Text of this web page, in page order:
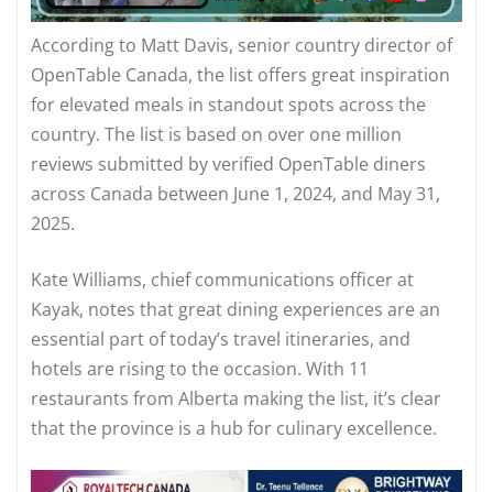
According to Matt Davis, senior country director of
OpenTable Canada, the list offers great inspiration
for elevated meals in standout spots across the
country. The list is based on over one million
reviews submitted by verified OpenTable diners
across Canada between June 1, 2024, and May 31,
2025.
Kate Williams, chief communications officer at
Kayak, notes that great dining experiences are an
essential part of today’s travel itineraries, and
hotels are rising to the occasion. With 11
restaurants from Alberta making the list, it’s clear
that the province is a hub for culinary excellence.